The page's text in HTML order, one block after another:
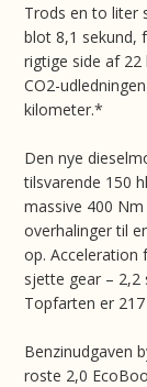
Trods en to liter
blot 8,1 sekund,
rigtige side af
CO2-
kilometer.*
Den nye
tilsvarende 150
massive 400
overhalinger til
op. Acceleration
sjette gear – 2,2
Topfarten er
Benzinudgaven
roste 2,0